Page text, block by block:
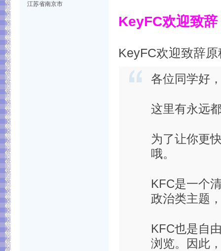
江苏省南京市
KeyFC欢迎致
KeyFC欢迎致辞原
各位同学好
这里有永远
为了让你更
哦。
KFC是一个
政治类主题
KFC也是自
浏览。因此